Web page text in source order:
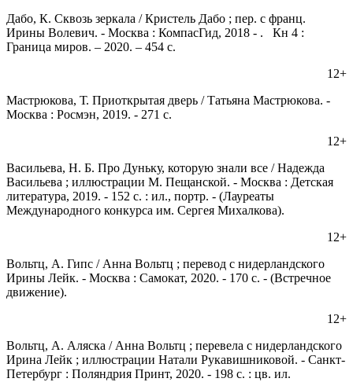
Дабо, К. Сквозь зеркала / Кристель Дабо ; пер. с франц.
Ирины Волевич. - Москва : КомпасГид, 2018 - . Кн 4 :
Граница миров. – 2020. – 454 с.
12+
Мастрюкова, Т. Приоткрытая дверь / Татьяна Мастрюкова. -
Москва : Росмэн, 2019. - 271 с.
12+
Васильева, Н. Б. Про Дуньку, которую знали все / Надежда
Васильева ; иллюстрации М. Пещанской. - Москва : Детская
литература, 2019. - 152 с. : ил., портр. - (Лауреаты
Международного конкурса им. Сергея Михалкова).
12+
Вольтц, А. Гипс / Анна Вольтц ; перевод с нидерландского
Ирины Лейк. - Москва : Самокат, 2020. - 170 с. - (Встречное
движение).
12+
Вольтц, А. Аляска / Анна Вольтц ; перевела с нидерландского
Ирина Лейк ; иллюстрации Натали Рукавишниковой. - Санкт-
Петербург : Поляндрия Принт, 2020. - 198 с. : цв. ил.